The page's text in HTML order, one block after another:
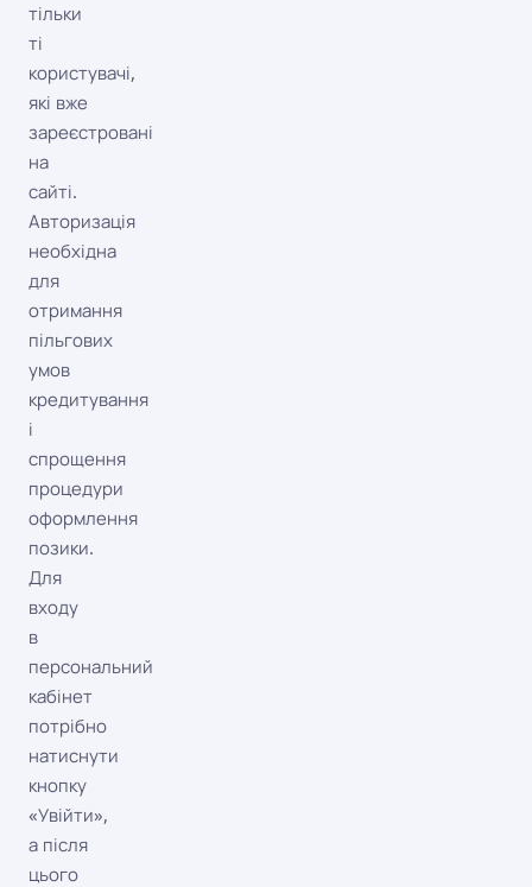
тільки
ті
користувачі,
які вже
зареєстровані
на
сайті.
Авторизація
необхідна
для
отримання
пільгових
умов
кредитування
і
спрощення
процедури
оформлення
позики.
Для
входу
в
персональний
кабінет
потрібно
натиснути
кнопку
«Увійти»,
а після
цього